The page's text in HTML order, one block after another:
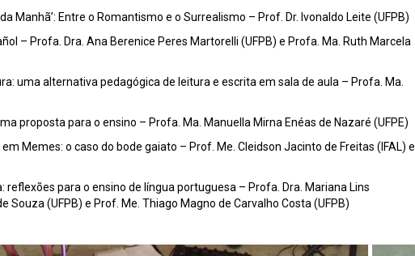
Manhã’: Entre o Romantismo e o Surrealismo – Prof. Dr. Ivonaldo Leite (UFPB)
– Profa. Dra. Ana Berenice Peres Martorelli (UFPB) e Profa. Ma. Ruth Marcela
uma alternativa pedagógica de leitura e escrita em sala de aula – Profa. Ma.
proposta para o ensino – Profa. Ma. Manuella Mirna Enéas de Nazaré (UFPE)
Memes: o caso do bode gaiato – Prof. Me. Cleidson Jacinto de Freitas (IFAL) e
reflexões para o ensino de língua portuguesa – Profa. Dra. Mariana Lins
Souza (UFPB) e Prof. Me. Thiago Magno de Carvalho Costa (UFPB)